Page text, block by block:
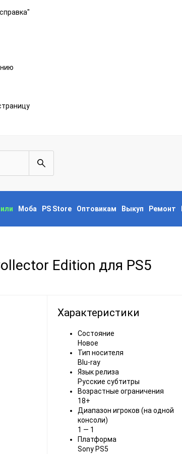
Microsoft Xbox
Разные 8 и 16 бит
Microsoft Xbox
Разные
Моба PS Store Оптовикам Выкуп Ремонт
Edition для PS5
Характеристики
Состояние
Новое
Тип носителя
Blu-ray
Язык релиза
Русские субтитры
Возрастные ограничения
18+
Диапазон игроков (на одной
консоли)
1 — 1
Платформа
Sony PS5